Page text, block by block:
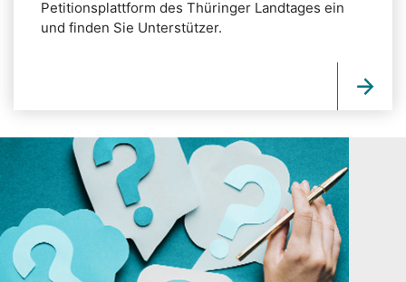
Petitionsplattform des Thüringer Landtages ein
und finden Sie Unterstützer.